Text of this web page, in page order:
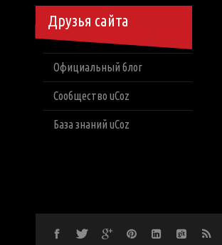
Друзья сайта
Официальный блог
Сообщество uCoz
База знаний uCoz